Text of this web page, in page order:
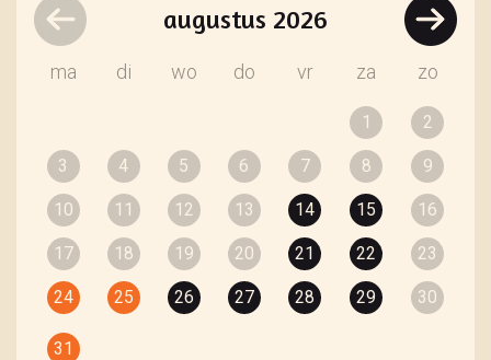
augustus 2026
ma di wo do vr za zo
1 2
3 4 5 6 7 8 9
10 11 12 13 14 15 16
17 18 19 20 21 22 23
24 25 26 27 28 29 30
31